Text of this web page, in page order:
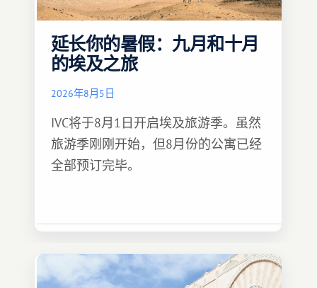
延长你的暑假：九月和十月
的埃及之旅
2026年8月5日
IVC将于8月1日开启埃及旅游季。虽然
旅游季刚刚开始，但8月份的公寓已经
全部预订完毕。